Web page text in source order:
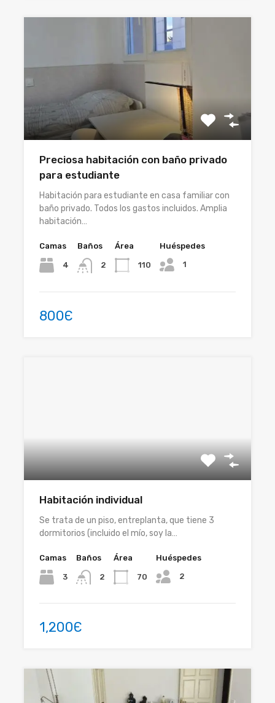
Preciosa habitación con baño privado
para estudiante
Habitación para estudiante en casa familiar con
baño privado. Todos los gastos incluidos. Amplia
habitación…
Camas
4
Baños
2
Área
110
Huéspedes
1
800Є
Habitación individual
Se trata de un piso, entreplanta, que tiene 3
dormitorios (incluido el mío, soy la…
Camas
3
Baños
2
Área
70
Huéspedes
2
1,200Є